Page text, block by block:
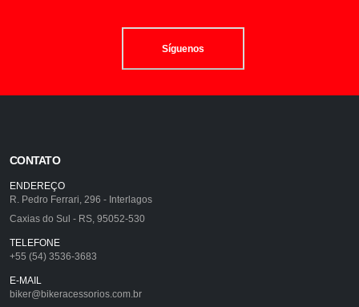
Síguenos
CONTATO
ENDEREÇO
R. Pedro Ferrari, 296 - Interlagos
Caxias do Sul - RS, 95052-530
TELEFONE
+55 (54) 3536-3683
E-MAIL
biker@bikeracessorios.com.br